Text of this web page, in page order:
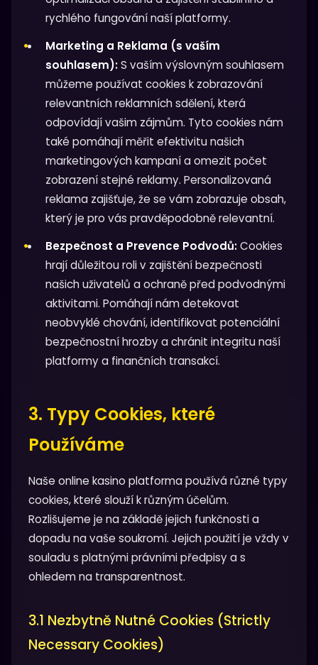
rychlého fungování naší platformy.
Marketing a Reklama (s vaším
souhlasem):S vaším výslovným souhlasem
můžeme používat cookies k zobrazování
relevantních reklamních sdělení, která
odpovídají vašim zájmům. Tyto cookies nám
také pomáhají měřit efektivitu našich
marketingových kampaní a omezit počet
zobrazení stejné reklamy. Personalizovaná
reklama zajišťuje, že se vám zobrazuje obsah,
který je pro vás pravděpodobně relevantní.
Bezpečnost a Prevence Podvodů:Cookies
hrají důležitou roli v zajištění bezpečnosti
našich uživatelů a ochraně před podvodnými
aktivitami. Pomáhají nám detekovat
neobvyklé chování, identifikovat potenciální
bezpečnostní hrozby a chránit integritu naší
platformy a finančních transakcí.
3. Typy Cookies, které
Používáme
Naše online kasino platforma používá různé typy
cookies, které slouží k různým účelům.
Rozlišujeme je na základě jejich funkčnosti a
dopadu na vaše soukromí. Jejich použití je vždy v
souladu s platnými právními předpisy a s
ohledem na transparentnost.
3.1 Nezbytně Nutné Cookies (Strictly
Necessary Cookies)